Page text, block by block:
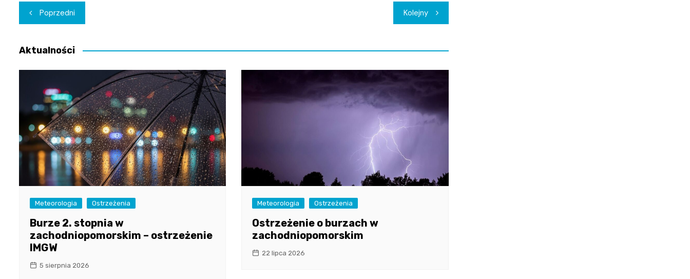
Nawigacja
wpisu
Poprzedni Kolejny
Aktualności
Meteorologia Ostrzeżenia
Burze 2. stopnia w
zachodniopomorskim – ostrzeżenie
IMGW
5 sierpnia 2026
Meteorologia Ostrzeżenia
Ostrzeżenie o burzach w
zachodniopomorskim
22 lipca 2026